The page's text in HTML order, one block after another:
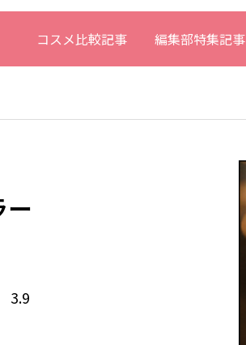
コスメ比較記事 編集部特集記事
3.9